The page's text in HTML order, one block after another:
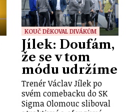
KOUČ DĚKOVAL DIVÁKŮM
Jílek: Doufám,
že se v tom
módu udržíme
Trenér Václav Jílek po
svém comebacku do SK
Sigma Olomouc sliboval